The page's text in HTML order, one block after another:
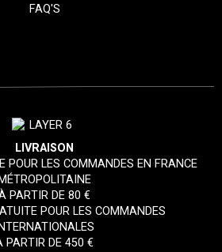
FAQ'S
LIVRAISON
POUR LES COMMANDES EN FRANCE
PARTIR DE 80 €
POUR LES COMMANDES
PARTIR DE 450 €